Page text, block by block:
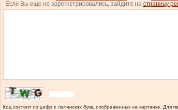
Если Вы еще не зарегистрировались, зайдите на страницу
Код состоит из цифр и латинских букв, изображенных на картинке. Для